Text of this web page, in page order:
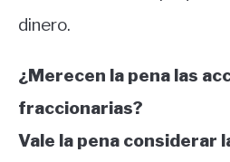
dinero.
¿Merecen la pena las
fraccionarias?
Vale la pena considerar